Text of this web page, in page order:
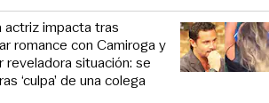
actriz impacta tras
romance con Camiroga y
reveladora situación: se
‘culpa’ de una colega